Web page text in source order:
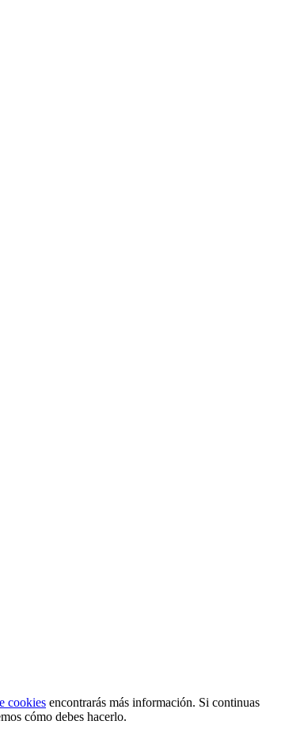
cookies encontrarás más información. Si continuas
cómo debes hacerlo.